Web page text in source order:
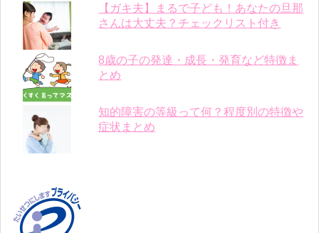
【ガキ夫】まるで子ども！あなたの旦那
さんは大丈夫？チェックリスト付き
8歳の子の発達・成長・発育など特徴ま
とめ
知的障害の等級って何？程度別の特徴や
症状まとめ